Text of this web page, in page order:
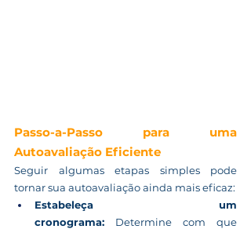
Passo-a-Passo para uma
Autoavaliação Eficiente
Seguir algumas etapas simples pode
tornar sua autoavaliação ainda mais eficaz:
Estabeleça um
cronograma: Determine com que